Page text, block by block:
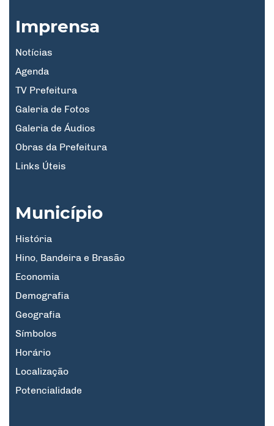
Imprensa
Notícias
Agenda
TV Prefeitura
Galeria de Fotos
Galeria de Áudios
Obras da Prefeitura
Links Úteis
Município
História
Hino, Bandeira e Brasão
Economia
Demografia
Geografia
Símbolos
Horário
Localização
Potencialidade